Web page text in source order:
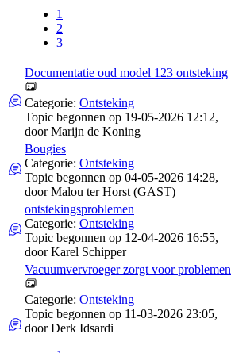
1
2
3
Documentatie oud model 123 ontsteking
Categorie: Ontsteking
Topic begonnen op 19-05-2026 12:12,
doorMarijn de Koning
Bougies
Categorie: Ontsteking
Topic begonnen op 04-05-2026 14:28,
doorMalou ter Horst (GAST)
ontstekingsproblemen
Categorie: Ontsteking
Topic begonnen op 12-04-2026 16:55,
doorKarel Schipper
Vacuumvervroeger zorgt voor problemen
Categorie: Ontsteking
Topic begonnen op 11-03-2026 23:05,
doorDerk Idsardi